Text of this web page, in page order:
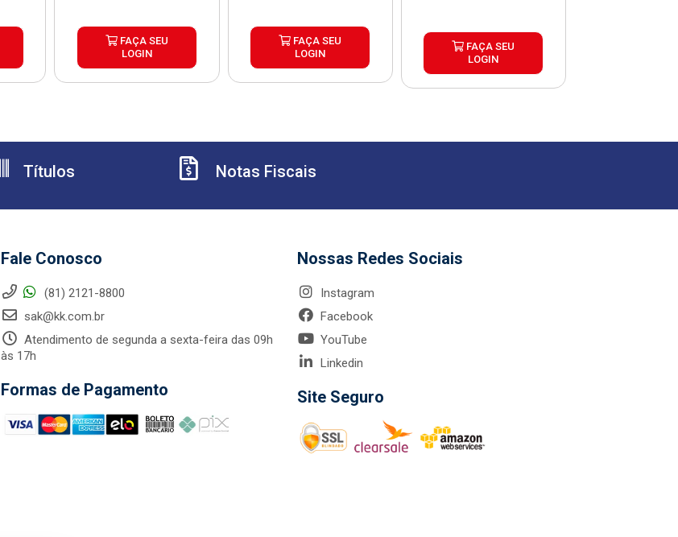
FAÇA SEU
LOGIN
FAÇA SEU
LOGIN
FAÇA SEU
LOGIN
Títulos Notas Fiscais
Fale Conosco
(81) 2121-8800
sak@kk.com.br
Atendimento de segunda a sexta-feira das 09h
às 17h
Formas de Pagamento
Nossas Redes Sociais
Instagram
Facebook
YouTube
Linkedin
Site Seguro